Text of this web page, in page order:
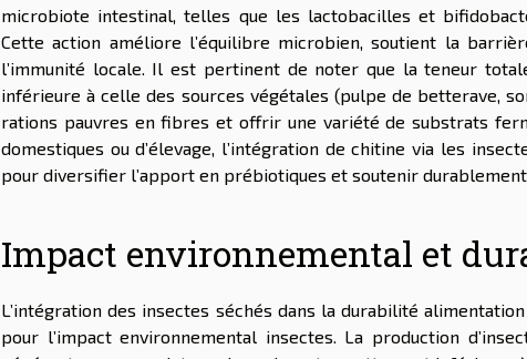
microbiote intestinal, telles que les lactobacilles et
Cette action améliore l’équilibre microbien, soutient la
l’immunité locale. Il est pertinent de noter que la teneur
inférieure à celle des sources végétales (pulpe de betterave,
rations pauvres en fibres et offrir une variété de substrats
domestiques ou d’élevage, l’intégration de chitine via les
pour diversifier l’apport en prébiotiques et soutenir
Impact environnemental et
L’intégration des insectes séchés dans la durabilité
pour l’impact environnemental insectes. La production